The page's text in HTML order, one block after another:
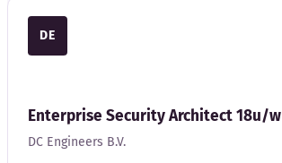
DE
Enterprise Security Architect 18u/w
DC Engineers B.V.